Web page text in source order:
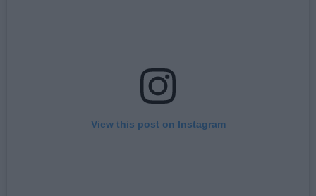
View this post on Instagram